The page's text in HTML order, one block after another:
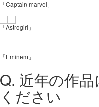
「Captain marvel」
「Astrogirl」
「Eminem」
Q. 近年の作
ください